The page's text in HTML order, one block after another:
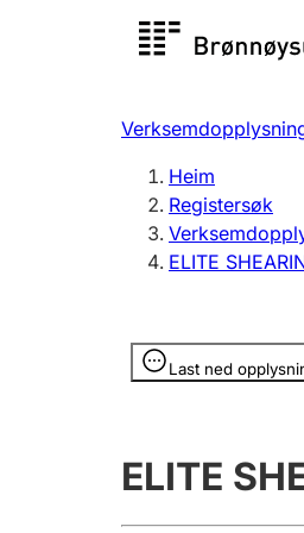
Registersøk
Registrere, endre,
Heim
Registersøk
ELITE
Last ned
Opplysninger er
ELITE